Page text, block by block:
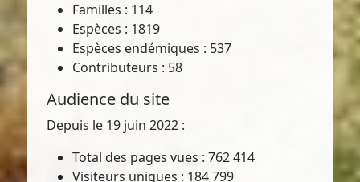
Familles : 114
Espèces : 1819
Espèces endémiques : 537
Contributeurs : 58
Audience du site
Depuis le 19 juin 2022 :
Total des pages vues : 762 414
Visiteurs uniques : 184 799